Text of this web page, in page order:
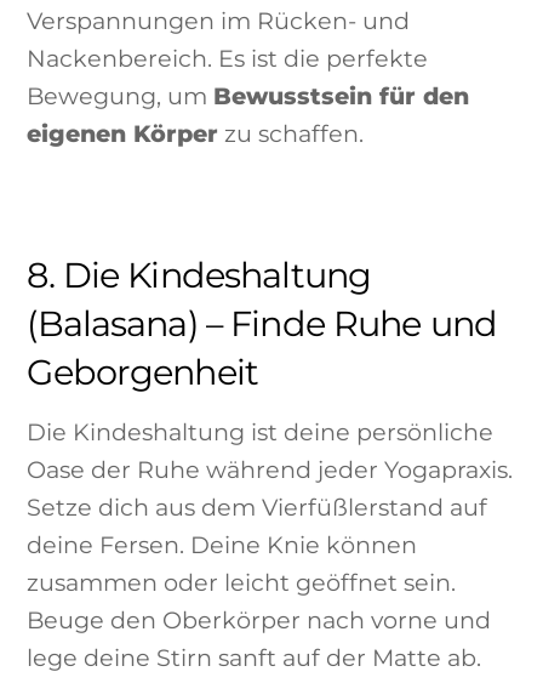
Verspannungen im Rücken- und
Nackenbereich. Es ist die perfekte
Bewegung, um Bewusstsein für den
eigenen Körper zu schaffen.
8. Die Kindeshaltung
(Balasana) – Finde Ruhe und
Geborgenheit
Die Kindeshaltung ist deine persönliche
Oase der Ruhe während jeder Yogapraxis.
Setze dich aus dem Vierfüßlerstand auf
deine Fersen. Deine Knie können
zusammen oder leicht geöffnet sein.
Beuge den Oberkörper nach vorne und
lege deine Stirn sanft auf der Matte ab.